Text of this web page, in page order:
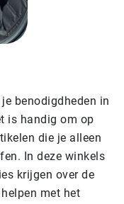
benodigdheden in
is handig om op
die je alleen
In deze winkels
krijgen over de
met het